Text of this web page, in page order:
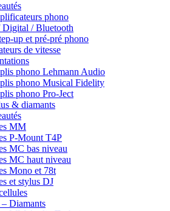
phono
/ Bluetooth
up et pré-pré phono
de vitesse
phono Lehmann Audio
phono Musical Fidelity
phono Pro-Ject
& diamants
MM
P-Mount T4P
MC bas niveau
MC haut niveau
Mono et 78t
et stylus DJ
Diamants